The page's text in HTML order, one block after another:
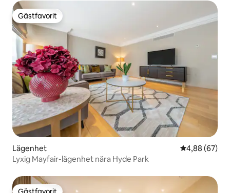
Gästfavorit
Gästfavorit
Lägenhet 4,88 av 5 i
4,88 (67)
Lyxig Mayfair-lägenhet nära Hyde Park